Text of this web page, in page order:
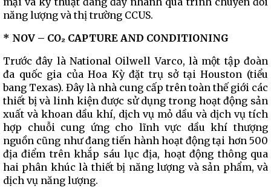
năng lượng và thị trường CCUS.
* NOV – CO₂ CAPTURE AND CONDITIONING
Trước đây là National Oilwell Varco, là một tập đoàn
đa quốc gia của Hoa Kỳ đặt trụ sở tại Houston (tiểu
bang Texas). Đây là nhà cung cấp trên toàn thế giới các
thiết bị và linh kiện được sử dụng trong hoạt động sản
xuất và khoan dầu khí, dịch vụ mỏ dầu và dịch vụ tích
hợp chuỗi cung ứng cho lĩnh vực dầu khí thượng
nguồn cũng như đang tiến hành hoạt động tại hơn 500
địa điểm trên khắp sáu lục địa, hoạt động thông qua
hai phân khúc là thiết bị năng lượng và sản phẩm, và
dịch vụ năng lượng.